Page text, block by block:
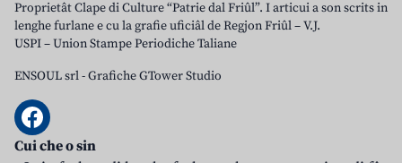
Proprietât Clape di Culture “Patrie dal Friûl”. I articui a son scrits in
lenghe furlane e cu la grafie uficiâl de Regjon Friûl – V.J.
USPI – Union Stampe Periodiche Taliane
ENSOUL srl-Grafiche GTower Studio
Cui che o sin